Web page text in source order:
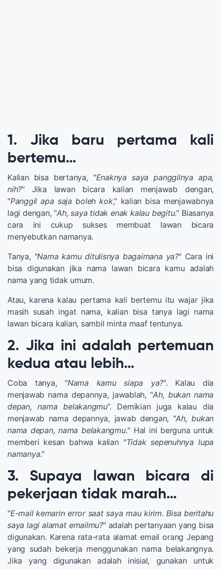
1. Jika baru pertama kali
bertemu…
Kalian bisa bertanya, "Enaknya saya panggilnya apa,
nih?" Jika lawan bicara kalian menjawab dengan,
"Panggil apa saja boleh kok," kalian bisa menjawabnya
lagi dengan, "Ah, saya tidak enak kalau begitu." Biasanya
cara ini cukup sukses membuat lawan bicara
menyebutkan namanya.
Tanya, "Nama kamu ditulisnya bagaimana ya?" Cara ini
bisa digunakan jika nama lawan bicara kamu adalah
nama yang tidak umum.
Atau, karena kalau pertama kali bertemu itu wajar jika
masih susah ingat nama, kalian bisa tanya lagi nama
lawan bicara kalian, sambil minta maaf tentunya.
2. Jika ini adalah pertemuan
kedua atau lebih…
Coba tanya, "Nama kamu siapa ya?". Kalau dia
menjawab nama depannya, jawablah, "Ah, bukan nama
depan, nama belakangmu”. Demikian juga kalau dia
menjawab nama depannya, jawab dengan, "Ah, bukan
nama depan, nama belakangmu." Hal ini berguna untuk
memberi kesan bahwa kalian "Tidak sepenuhnya lupa
namanya."
3. Supaya lawan bicara di
pekerjaan tidak marah…
"E-mail kemarin error saat saya mau kirim. Bisa beritahu
saya lagi alamat emailmu?" adalah pertanyaan yang bisa
digunakan. Karena rata-rata alamat email orang Jepang
yang sudah bekerja menggunakan nama belakangnya.
Jika yang digunakan adalah inisial, gunakan untuk